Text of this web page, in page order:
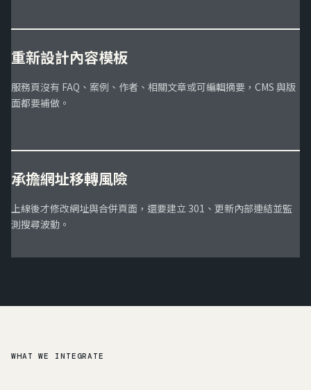
重新設計內容模板
服務頁沒有 FAQ、案例、作者、相關文章或可編輯摘要，CMS 與版
面都要補做。
承擔網址移轉風險
上線後才修改網址與合併頁面，還要建立 301、更新內部連結並監
測搜尋波動。
WHAT WE INTEGRATE